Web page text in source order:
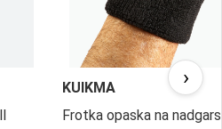
KUIKMA
Frotka opaska na
›